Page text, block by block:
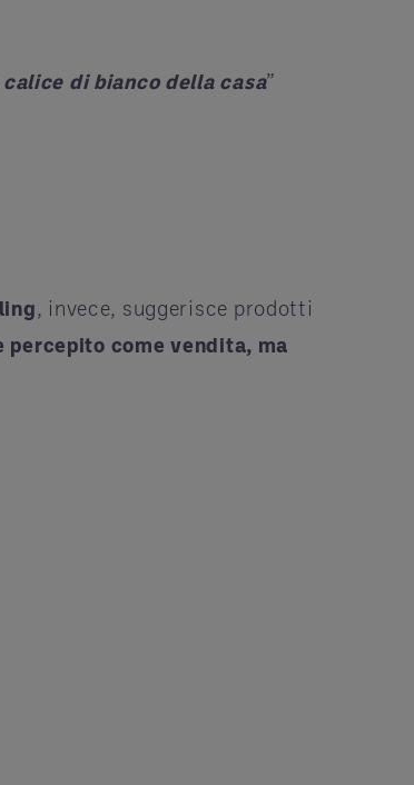
di bianco della casa”
, invece, suggerisce prodotti
percepito come vendita, ma